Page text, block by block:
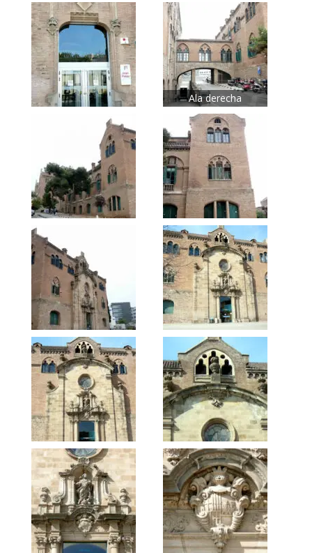
Ala derecha